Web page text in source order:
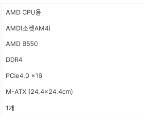
AMD CPU용
AMD(소켓AM4)
AMD B550
DDR4
PCIe4.0 x16
M-ATX (24.4x24.4cm)
1개